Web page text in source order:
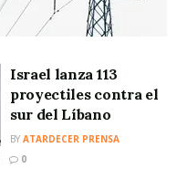
Israel lanza 113
proyectiles contra el
sur del Líbano
BY ATARDECER PRENSA
0